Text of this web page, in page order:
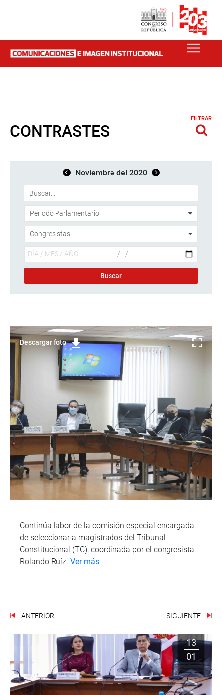
CONTRASTES
FILTRAR
Noviembre del 2020
Descargar foto
Continúa labor de la comisión especial encargada
de seleccionar a magistrados del Tribunal
Constitucional (TC), coordinada por el congresista
Rolando Ruíz. Ver más
ANTERIOR SIGUIENTE
13
01